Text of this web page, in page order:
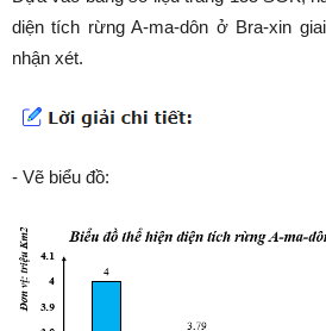
diện tích rừng A-ma-dôn ở Bra-xin
nhận xét.
- Vẽ biểu đồ: